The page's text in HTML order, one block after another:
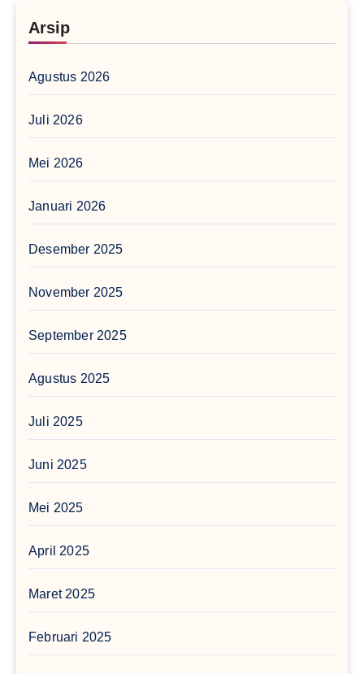
Arsip
Agustus 2026
Juli 2026
Mei 2026
Januari 2026
Desember 2025
November 2025
September 2025
Agustus 2025
Juli 2025
Juni 2025
Mei 2025
April 2025
Maret 2025
Februari 2025